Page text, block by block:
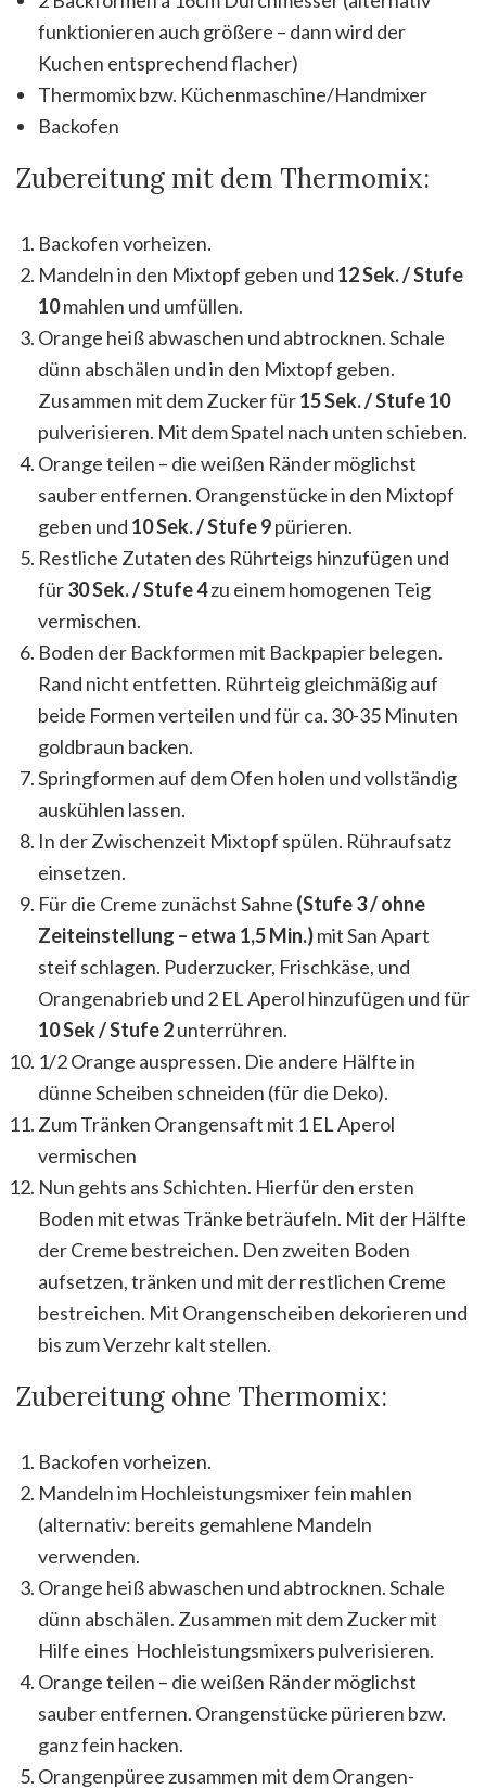
funktionieren auch größere – dann wird der
Kuchen entsprechend flacher)
Thermomix bzw. Küchenmaschine/Handmixer
Backofen
Zubereitung mit dem Thermomix:
Backofen vorheizen.
Mandeln in den Mixtopf geben und 12 Sek. / Stufe
10mahlen und umfüllen.
Orange heiß abwaschen und abtrocknen. Schale
dünn abschälen und in den Mixtopf geben.
Zusammen mit dem Zucker für15 Sek. / Stufe 10
pulverisieren. Mit dem Spatel nach unten schieben.
Orange teilen – die weißen Ränder möglichst
sauber entfernen. Orangenstücke in den Mixtopf
geben und 10 Sek. / Stufe 9pürieren.
Restliche Zutaten des Rührteigs hinzufügen und
für30 Sek. / Stufe 4zu einem homogenen Teig
vermischen.
Boden der Backformen mit Backpapier belegen.
Rand nicht entfetten. Rührteig gleichmäßig auf
beide Formen verteilen und für ca. 30-35 Minuten
goldbraun backen.
Springformen auf dem Ofen holen und vollständig
auskühlen lassen.
In der Zwischenzeit Mixtopf spülen. Rühraufsatz
einsetzen.
Für die Creme zunächst Sahne (Stufe 3 / ohne
Zeiteinstellung – etwa 1,5 Min.)mit San Apart
steif schlagen. Puderzucker, Frischkäse, und
Orangenabrieb und 2 EL Aperol hinzufügen und für
10 Sek / Stufe 2unterrühren.
1/2 Orange auspressen. Die andere Hälfte in
dünne Scheiben schneiden (für die Deko).
Zum Tränken Orangensaft mit 1 EL Aperol
vermischen
Nun gehts ans Schichten. Hierfür den ersten
Boden mit etwas Tränke beträufeln. Mit der Hälfte
der Creme bestreichen. Den zweiten Boden
aufsetzen, tränken und mit der restlichen Creme
bestreichen. Mit Orangenscheiben dekorieren und
bis zum Verzehr kalt stellen.
Zubereitung ohne Thermomix:
Backofen vorheizen.
Mandeln im Hochleistungsmixer fein mahlen
(alternativ: bereits gemahlene Mandeln
verwenden.
Orange heiß abwaschen und abtrocknen. Schale
dünn abschälen. Zusammen mit dem Zucker mit
Hilfe eines Hochleistungsmixers pulverisieren.
Orange teilen – die weißen Ränder möglichst
sauber entfernen. Orangenstücke pürieren bzw.
ganz fein hacken.
Orangenpüree zusammen mit dem Orangen-